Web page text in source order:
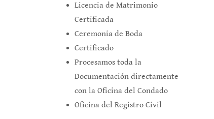
Licencia de Matrimonio
Certificada
Ceremonia de Boda
Certificado
Procesamos toda la
Documentación directamente
con la Oficina del Condado
Oficina del Registro Civil